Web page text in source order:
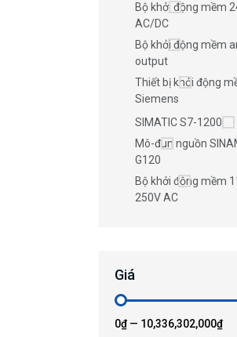
Bộ khởi động mềm
AC/DC
Bộ khởi động mềm
output
Thiết bị khởi động
Siemens
SIMATIC S7-1200
Mô-đun nguồn
G120
Bộ khởi động mềm
250V AC
Giá
0₫— 10,336,302,000₫